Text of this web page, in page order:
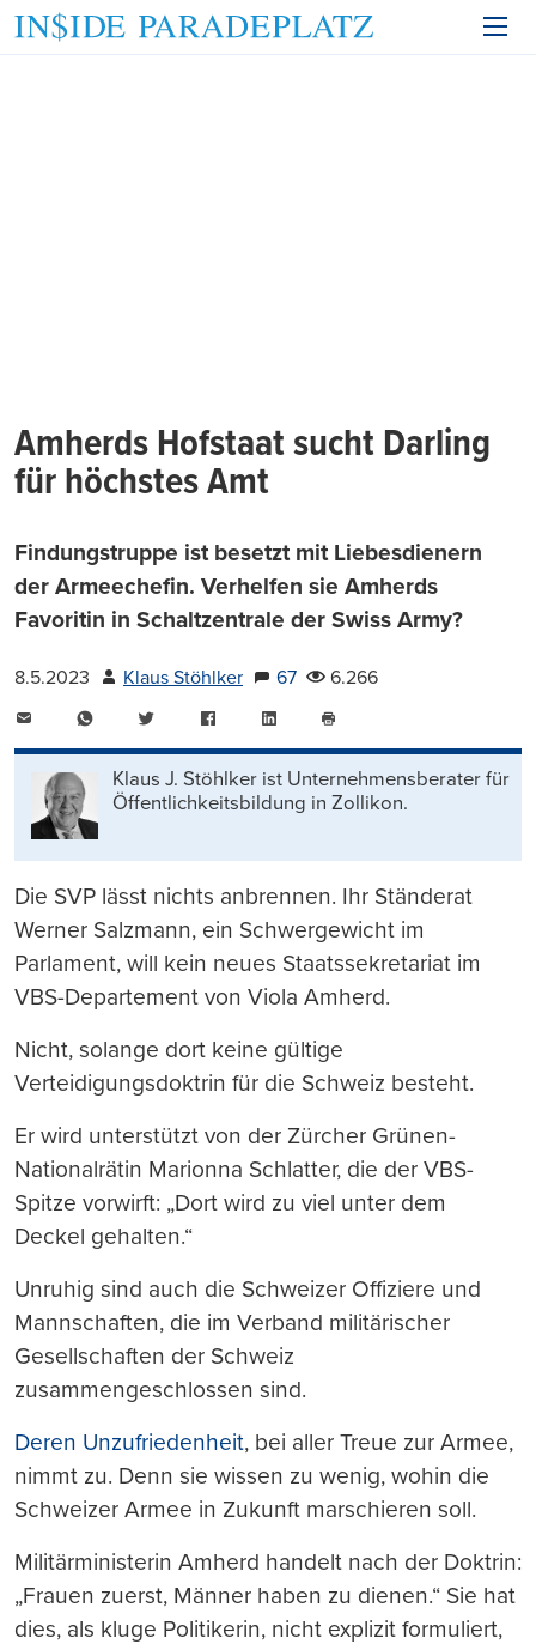
Amherds Hofstaat sucht Darling
für höchstes Amt
Findungstruppe ist besetzt mit Liebesdienern
der Armeechefin. Verhelfen sie Amherds
Favoritin in Schaltzentrale der Swiss Army?
8.5.2023 Klaus Stöhlker 67
6.266
WhatsAppTwitter FacebookLinkedIn
drucken
Klaus J. Stöhlker ist Unternehmens­berater für
Öffentlichkeits­bildung in Zollikon.
Die SVP lässt nichts anbrennen. Ihr Ständerat
Werner Salzmann, ein Schwergewicht im
Parlament, will kein neues Staatssekretariat im
VBS-Departement von Viola Amherd.
Nicht, solange dort keine gültige
Verteidigungsdoktrin für die Schweiz besteht.
Er wird unterstützt von der Zürcher Grünen-
Nationalrätin Marionna Schlatter, die der VBS-
Spitze vorwirft: „Dort wird zu viel unter dem
Deckel gehalten.“
Unruhig sind auch die Schweizer Offiziere und
Mannschaften, die im Verband militärischer
Gesellschaften der Schweiz
zusammengeschlossen sind.
Deren Unzufriedenheit, bei aller Treue zur Armee,
nimmt zu. Denn sie wissen zu wenig, wohin die
Schweizer Armee in Zukunft marschieren soll.
Militärministerin Amherd handelt nach der Doktrin:
„Frauen zuerst, Männer haben zu dienen.“ Sie hat
dies, als kluge Politikerin, nicht explizit formuliert,